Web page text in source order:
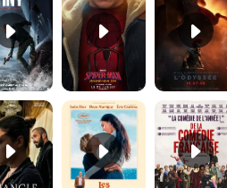
Le Triangle d'or Bande-annonce VF De la Comédie-Française Teaser VF